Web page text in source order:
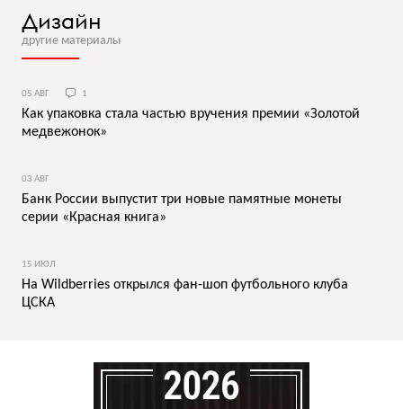
Дизайн
другие материалы
05 АВГ 1
Как упаковка стала частью вручения премии «Золотой
медвежонок»
03 АВГ
Банк России выпустит три новые памятные монеты
серии «Красная книга»
15 ИЮЛ
На Wildberries открылся фан-шоп футбольного клуба
ЦСКА